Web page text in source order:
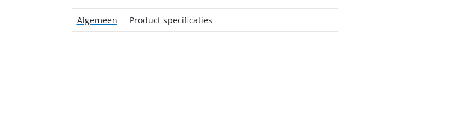
Algemeen Product specificaties